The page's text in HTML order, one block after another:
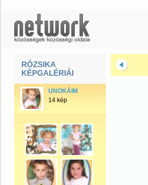
RÓZSIKA
KÉPGALÉRIÁI
UNOKÁIM
14 kép